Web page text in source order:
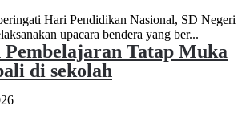
Hari Pendidikan Nasional, SD Negeri
upacara bendera yang ber...
Pembelajaran Tatap Muka
di sekolah